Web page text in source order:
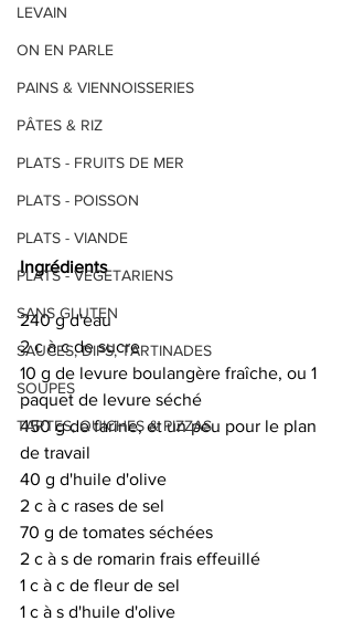
LEVAIN
ON EN PARLE
PAINS & VIENNOISSERIES
PÂTES & RIZ
PLATS - FRUITS DE MER
PLATS - POISSON
PLATS - VIANDE
PLATS - VEGETARIENS
SANS GLUTEN
SAUCES, DIPS, TARTINADES
SOUPES
TARTES, QUICHES & PIZZAS
Ingrédients
240 g d'eau
2 c à c de sucre
10 g de levure boulangère fraîche, ou 1
paquet de levure séché
450 g de farine, et un peu pour le plan
de travail
40 g d'huile d'olive
2 c à c rases de sel
70 g de tomates séchées
2 c à s de romarin frais effeuillé
1 c à c de fleur de sel
1 c à s d'huile d'olive